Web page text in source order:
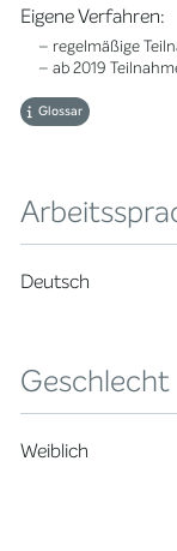
Eigene Verfahren:
– regelmäßige
– ab 2019
Glossar
Deutsch
Geschlecht
Weiblich